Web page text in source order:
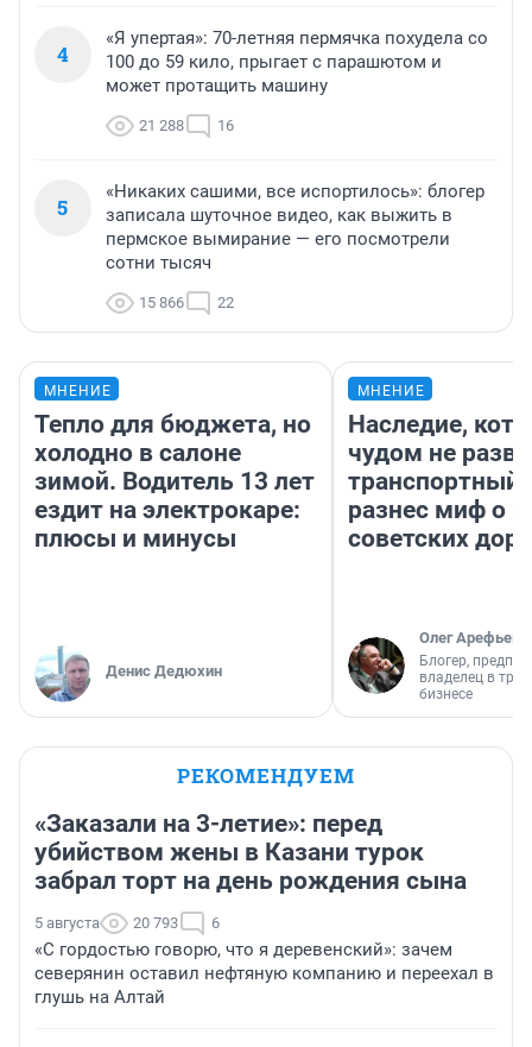
4
«Я упертая»: 70-летняя пермячка похудела со
100 до 59 кило, прыгает с парашютом и
может протащить машину
21 288 16
5
«Никаких сашими, все испортилось»: блогер
записала шуточное видео, как выжить в
пермское вымирание — его посмотрели
сотни тысяч
15 866 22
МНЕНИЕ
Тепло для бюджета, но
холодно в салоне
зимой. Водитель 13 лет
ездит на электрокаре:
плюсы и минусы
Денис Дедюхин
МНЕНИЕ
Наследие,
чудом не
транспортный
разнес миф о
советских
Олег Арефьев
Блогер,
владелец в
бизнесе
РЕКОМЕНДУЕМ
«Заказали на 3-летие»: перед
убийством жены в Казани турок
забрал торт на день рождения сына
5 августа 20 793 6
«С гордостью говорю, что я деревенский»: зачем
северянин оставил нефтяную компанию и переехал в
глушь на Алтай